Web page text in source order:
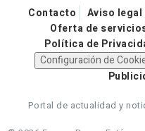
Contacto Aviso legal
Oferta de
Política de
Configuración de
Portal de actualidad y